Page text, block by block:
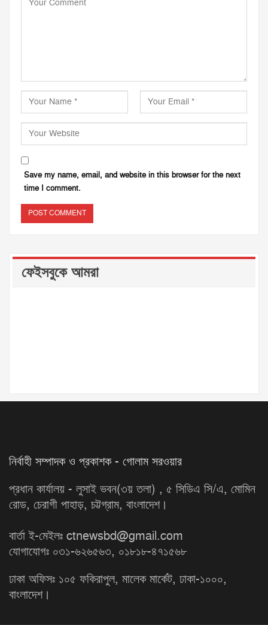
Save my name, email, and website in this browser for the next
time I comment.
ফেইসবুকে আমরা
নির্বাহী সম্পাদক ও প্রকাশক - গোলাম সরওয়ার
প্রধান কার্যালয় - লুসাই ভবন(৩য় তলা) , ৫ সিডিএ সি/এ, মোমিন
রোড, চেরাগী পাহাড়, চট্টগ্রাম, বাংলাদেশ।
বার্তা ই-মেইলঃ ctnewsbd@gmail.com
যোগাযোগঃ ০৩১-৬২৬৫৬৩, ০১৮১৮-৪৭১৫৬৮
ঢাকা অফিসঃ ১০৫ ফকিরাপুল, মালেক মার্কেট, ঢাকা-১০০০,
বাংলাদেশ।